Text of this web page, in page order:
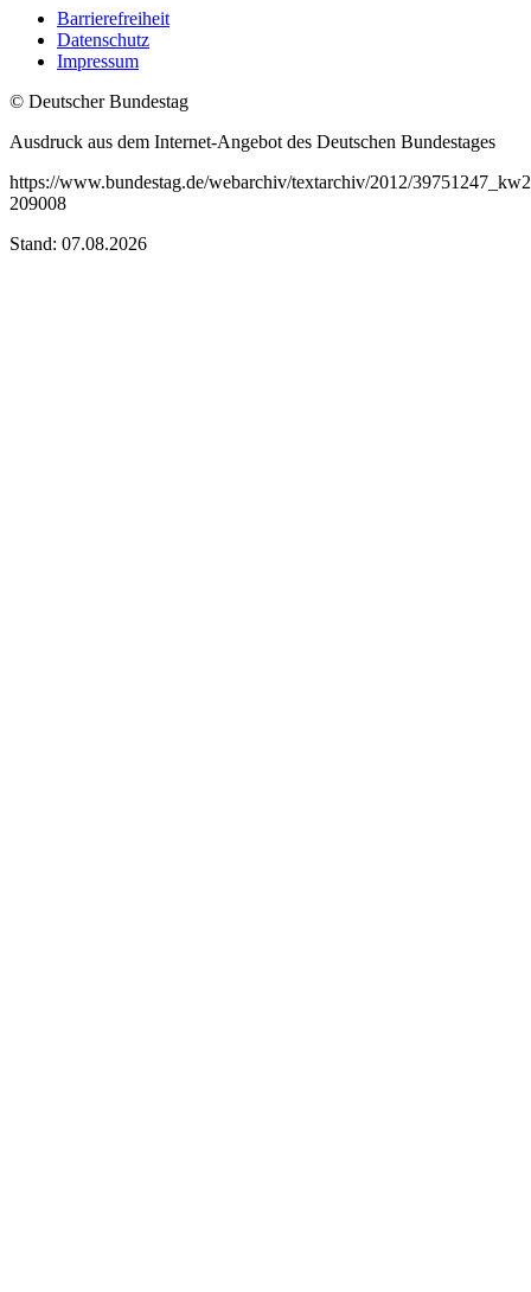
Barrierefreiheit
Datenschutz
Impressum
© Deutscher Bundestag
Ausdruck aus dem Internet-Angebot des Deutschen Bundestages
https://www.bundestag.de/webarchiv/textarchiv/2012/
209008
Stand: 07.08.2026